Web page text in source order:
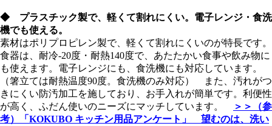
◆ プラスチック製で、軽くて割れにくい。電子レンジ・食洗
機でも使える。
素材はポリプロピレン製で、軽くて割れにくいのが特長です。
食器は、耐冷-20度・耐熱140度で、あたたかい食事や飲み物に
も使えます。電子レンジにも、食洗機にも対応しています。
（箸立ては耐熱温度90度。食洗機のみ対応） また、汚れがつ
きにくい防汚加工を施しており、お手入れが簡単です。利便性
が高く、ふだん使いのニーズにマッチしています。
＞＞（参
考）「KOKUBO キッチン用品アンケート」 望むのは、洗い